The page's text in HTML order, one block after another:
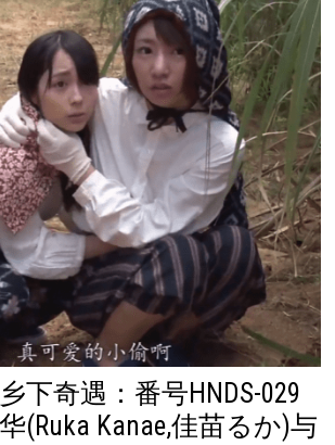
下奇遇：番号HNDS-029
(Ruka Kanae,佳苗るか)与